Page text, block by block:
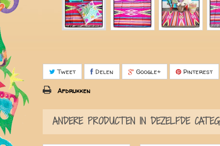
Tweet Delen Google+ Pinterest
Afdrukken
ANDERE PRODUCTEN IN DEZELFDE